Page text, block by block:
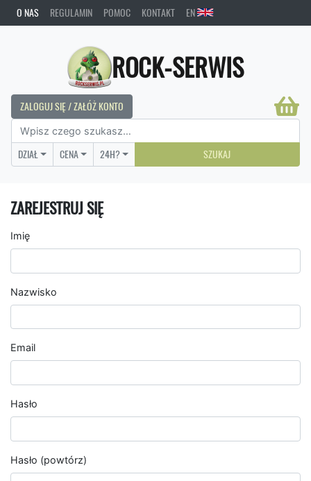
O NAS REGULAMIN POMOC KONTAKT EN
ROCK-SERWIS
ZALOGUJ SIĘ / ZAŁÓŻ KONTO
DZIAŁ CENA 24H? SZUKAJ
ZAREJESTRUJ SIĘ
Imię
Nazwisko
Email
Hasło
Hasło (powtórz)